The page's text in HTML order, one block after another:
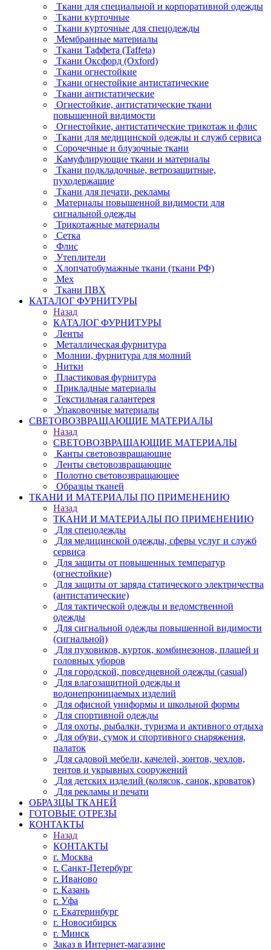
Ткани для специальной и корпоративной одежды
Ткани курточные
Ткани курточные для спецодежды
Мембранные материалы
Ткани Таффета (Taffeta)
Ткани Оксфорд (Oxford)
Ткани огнестойкие
Ткани огнестойкие антистатические
Ткани антистатические
Огнестойкие, антистатические ткани
повышенной видимости
Огнестойкие, антистатические трикотаж и флис
Ткани для медицинской одежды и служб сервиса
Сорочечные и блузочные ткани
Камуфлирующие ткани и материалы
Ткани подкладочные, ветрозащитные,
пуходержащие
Ткани для печати, рекламы
Материалы повышенной видимости для
сигнальной одежды
Трикотажные материалы
Сетка
Флис
Утеплители
Хлопчатобумажные ткани (ткани РФ)
Мех
Ткани ПВХ
КАТАЛОГ ФУРНИТУРЫ
Назад
КАТАЛОГ ФУРНИТУРЫ
Ленты
Металлическая фурнитура
Молнии, фурнитура для молний
Нитки
Пластиковая фурнитура
Прикладные материалы
Текстильная галантерея
Упаковочные материалы
СВЕТОВОЗВРАЩАЮЩИЕ МАТЕРИАЛЫ
Назад
СВЕТОВОЗВРАЩАЮЩИЕ МАТЕРИАЛЫ
Канты световозвращающие
Ленты световозвращающие
Полотно световозвращающее
Образцы тканей
ТКАНИ И МАТЕРИАЛЫ ПО ПРИМЕНЕНИЮ
Назад
ТКАНИ И МАТЕРИАЛЫ ПО ПРИМЕНЕНИЮ
Для спецодежды
Для медицинской одежды, сферы услуг и служб
сервиса
Для защиты от повышенных температур
(огнестойкие)
Для защиты от заряда статического электричества
(антистатические)
Для тактической одежды и ведомственной
одежды
Для сигнальной одежды повышенной видимости
(сигнальной)
Для пуховиков, курток, комбинезонов, плащей и
головных уборов
Для городской, повседневной одежды (casual)
Для влагозащитной одежды и
водонепроницаемых изделий
Для офисной униформы и школьной формы
Для спортивной одежды
Для охоты, рыбалки, туризма и активного отдыха
Для обуви, сумок и спортивного снаряжения,
палаток
Для садовой мебели, качелей, зонтов, чехлов,
тентов и укрывных сооружений
Для детских изделий (колясок, санок, кроваток)
Для рекламы и печати
ОБРАЗЦЫ ТКАНЕЙ
ГОТОВЫЕ ОТРЕЗЫ
КОНТАКТЫ
Назад
КОНТАКТЫ
г. Москва
г. Санкт-Петербург
г. Иваново
г. Казань
г. Уфа
г. Екатеринбург
г. Новосибирск
г. Минск
Заказ в Интернет-магазине